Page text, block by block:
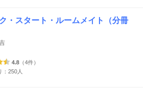
・スタート・ルームメイト（分冊
4.8 （4件）
：250人